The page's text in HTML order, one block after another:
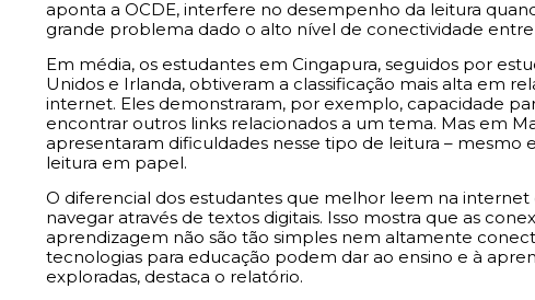
aponta a OCDE, interfere no desempenho da leitura
grande problema dado o alto nível de conectividade entre
Em média, os estudantes em Cingapura, seguidos por
Unidos e Irlanda, obtiveram a classificação mais alta em
internet. Eles demonstraram, por exemplo, capacidade
encontrar outros links relacionados a um tema. Mas em
apresentaram dificuldades nesse tipo de leitura – mesmo
leitura em papel.
O diferencial dos estudantes que melhor leem na
navegar através de textos digitais. Isso mostra que as
aprendizagem não são tão simples nem altamente
tecnologias para educação podem dar ao ensino e à
exploradas, destaca o relatório.